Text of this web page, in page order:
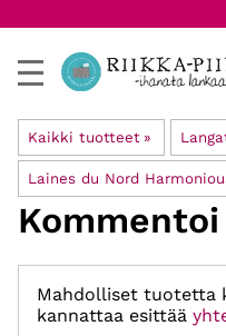
Kaikki tuotteet ‪»
Laines du Nord
Mahdolliset tuotetta
kannattaa esittää